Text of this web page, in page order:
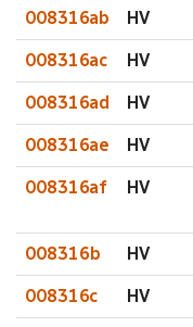
008316ab HV
008316ac HV
008316ad HV
008316ae HV
008316af HV
008316b HV
008316c HV